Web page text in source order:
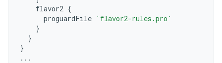
flavor2 {
proguardFile 'flavor2-rules.pro'
}
}
}
...